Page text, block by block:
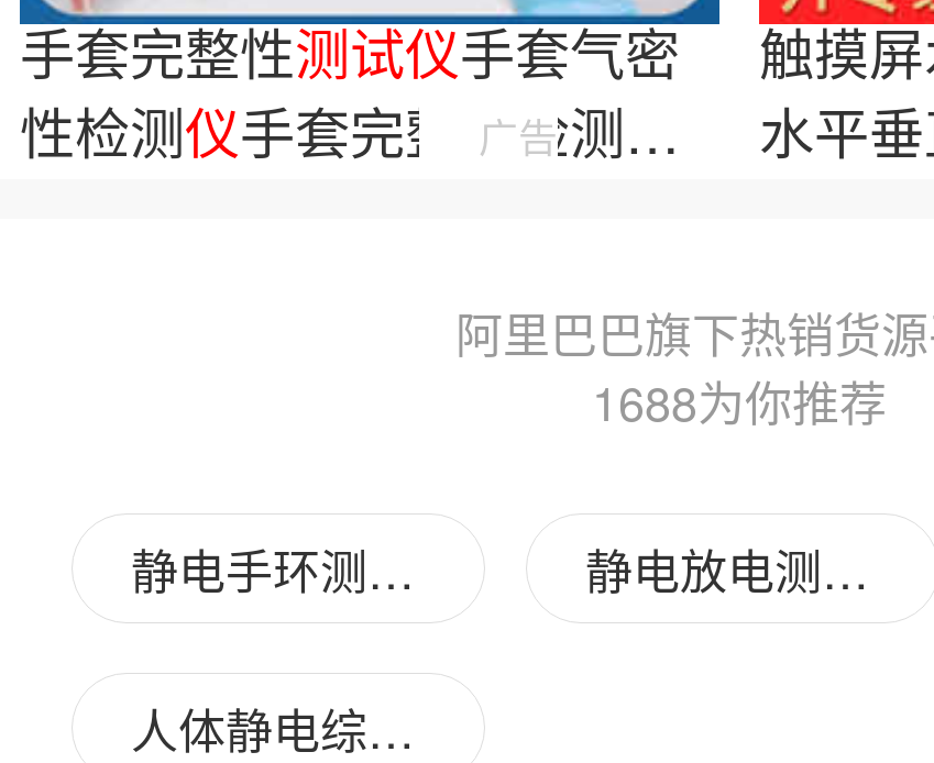
手套完整性测试仪手套气密
性检测仪手套完整性检测仪
广告
触摸
水平
阿里巴巴旗下热销货
1688为你推荐
静电手环测试仪图片 静电放电测试仪图片
人体静电综合测试仪图片